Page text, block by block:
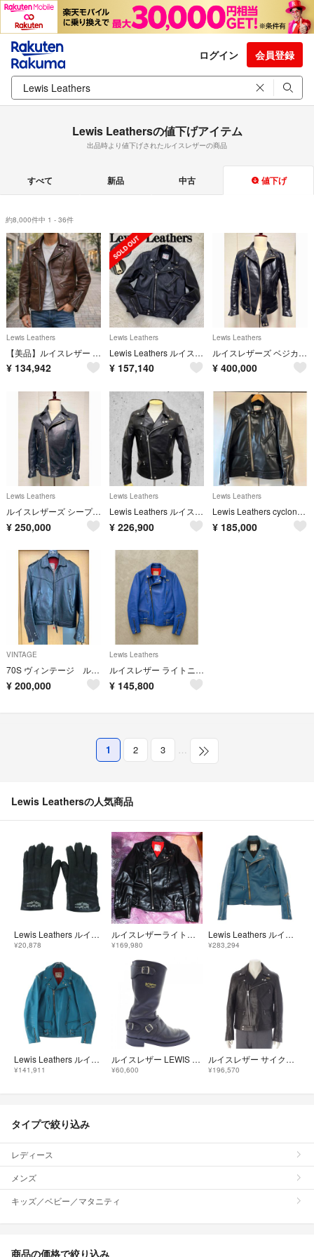
ログイン 会員登録
Lewis Leathersの値下げアイテム
出品時より値下げされたルイスレザーの商品
すべて 新品 中古 値下げ
約8,000件中 1 - 36件
Lewis Leathers
【美品】ルイスレザー AVIAKIT ダブルライダースジャケット 赤キルティング
¥ 134,942
Lewis Leathers
Lewis Leathers ルイスレザー AVIAKIT ライダースジャケット
¥ 157,140
Lewis Leathers
ルイスレザーズ ベジカウ 茶芯サイクロンCyclone 441 タイトフィット
¥ 400,000
Lewis Leathers
ルイスレザーズ シープ ライトニング lightning 391Tタイトフィット
¥ 250,000
Lewis Leathers
Lewis Leathers ルイスレザー 希少 ラットランドシープスキン ブラック タイトフィット 40
¥ 226,900
Lewis Leathers
Lewis Leathers cyclone ルイスレザー サイクロン
¥ 185,000
VINTAGE
70S ヴィンテージ ルイスレザー 42
¥ 200,000
Lewis Leathers
ルイスレザー ライトニング 391T 38 タイトフィット ブルー
¥ 145,800
1 2 3 …
Lewis Leathersの人気商品
Lewis Leathers ルイスレザー LINED GLOVE ボア付き レザー グローブ 手袋 ブラック系【中古】
¥20,878
ルイスレザーライトニング38レギュラーホースハイド馬革LEWIS LEATHER
¥169,980
Lewis Leathers ルイスレザー CYCLONE サイクロン ヴィンテージターコイズ スクエアパッチ レザー ライダース ジャケット ブルー系 42【中古】
¥283,294
Lewis Leathers ルイスレザー LIGHTHING TIGHT ライトニング タイト カウハイド ダブルライダースジャケット ターコイズ
¥141,911
ルイスレザー LEWIS LEATHERS 1741 ロングブーツ
¥60,600
ルイスレザー サイクロン タイトフィット シープスキンレザー ダブル ライダースジャケット アウター ブラック 42【中古】
¥196,570
タイプで絞り込み
レディース
メンズ
キッズ／ベビー／マタニティ
商品の価格で絞り込み